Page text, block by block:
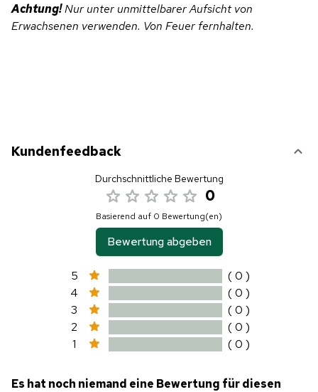
Achtung!Nur unter unmittelbarer Aufsicht von
Erwachsenen verwenden. Von Feuer fernhalten.
Kundenfeedback
Durchschnittliche Bewertung
0
Basierend auf 0 Bewertung(en)
Bewertung abgeben
5
( 0 )
4
( 0 )
3
( 0 )
2
( 0 )
1
( 0 )
Es hat noch niemand eine Bewertung für diesen